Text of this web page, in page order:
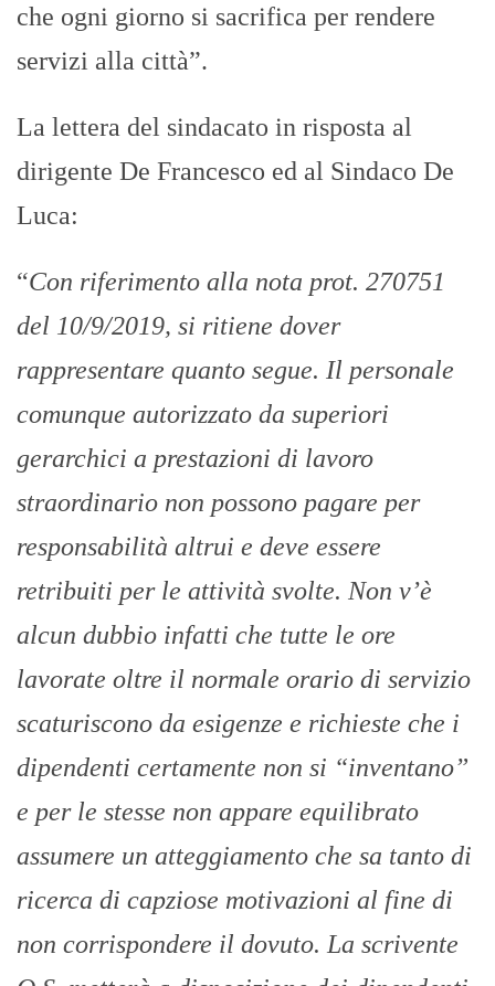
che ogni giorno si sacrifica per rendere
servizi alla città”.
La lettera del sindacato in risposta al
dirigente De Francesco ed al Sindaco De
Luca:
“Con riferimento alla nota prot. 270751
del 10/9/2019, si ritiene dover
rappresentare quanto segue. Il personale
comunque autorizzato da superiori
gerarchici a prestazioni di lavoro
straordinario non possono pagare per
responsabilità altrui e deve essere
retribuiti per le attività svolte. Non v’è
alcun dubbio infatti che tutte le ore
lavorate oltre il normale orario di servizio
scaturiscono da esigenze e richieste che i
dipendenti certamente non si “inventano”
e per le stesse non appare equilibrato
assumere un atteggiamento che sa tanto di
ricerca di capziose motivazioni al fine di
non corrispondere il dovuto. La scrivente